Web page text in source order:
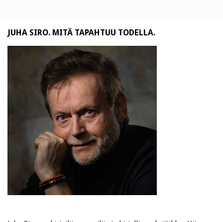
JUHA SIRO. MITÄ TAPAHTUU TODELLA.